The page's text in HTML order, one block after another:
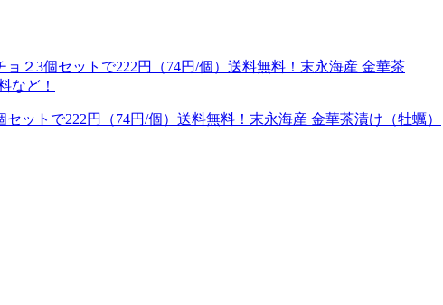
ットで222円（74円/個）送料無料！末永海産 金華茶漬け（牡蠣）